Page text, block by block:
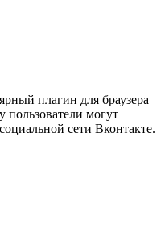
плагин для браузера
пользователи могут
сети Вконтакте.